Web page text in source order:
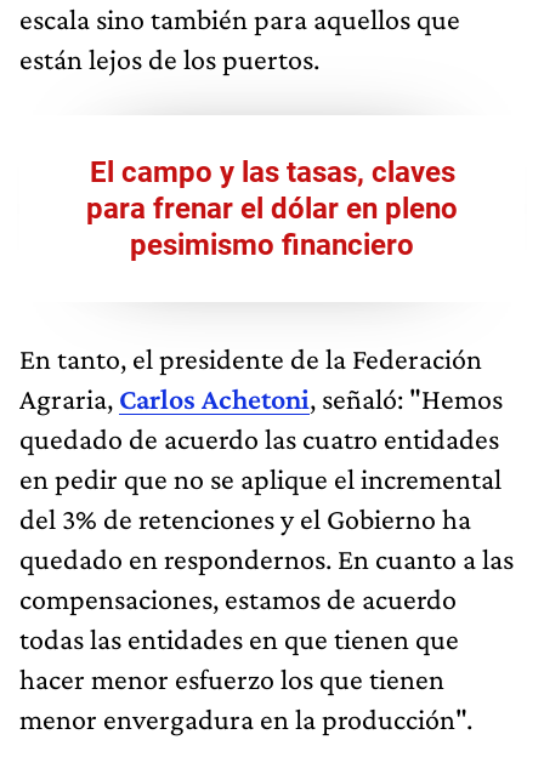
escala sino también para aquellos que
están lejos de los puertos.
El campo y las tasas, claves
para frenar el dólar en pleno
pesimismo financiero
En tanto, el presidente de la Federación
Agraria, Carlos Achetoni, señaló: "Hemos
quedado de acuerdo las cuatro entidades
en pedir que no se aplique el incremental
del 3% de retenciones y el Gobierno ha
quedado en respondernos. En cuanto a las
compensaciones, estamos de acuerdo
todas las entidades en que tienen que
hacer menor esfuerzo los que tienen
menor envergadura en la producción".